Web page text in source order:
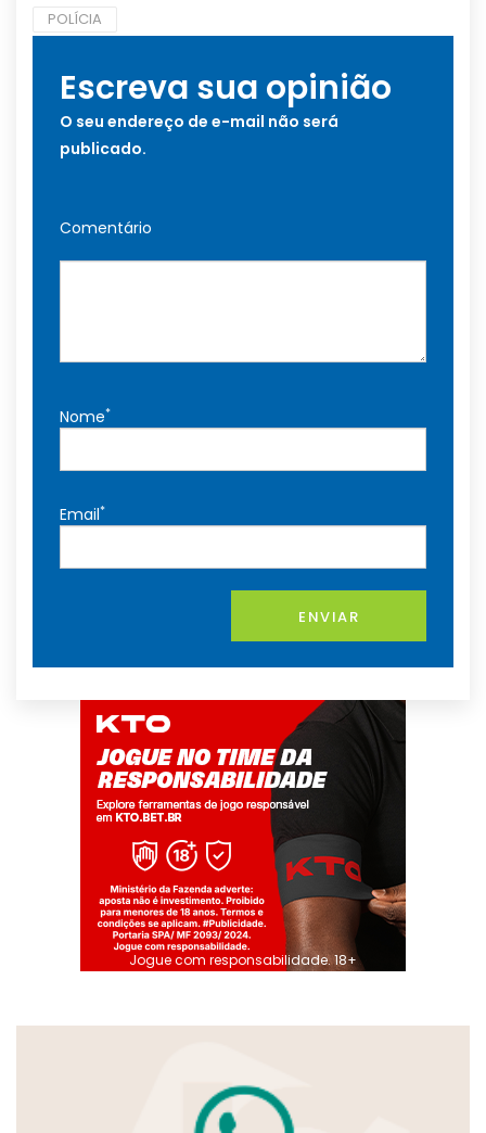
POLÍCIA
Escreva sua opinião
O seu endereço de e-mail não será
publicado.
Comentário
Nome*
Email*
ENVIAR
Jogue com responsabilidade. 18+